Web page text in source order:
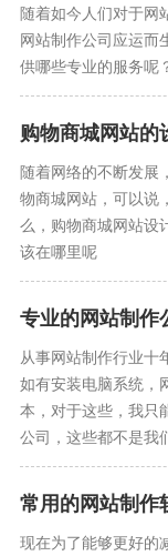
随着如今人们对于网
网站制作公司应运而
供哪些专业的服务呢
购物商城网站的
随着网络的不断发展
物商城网站，可以说
么，购物商城网站设
该在哪里呢
专业的网站制作
从事网站制作行业十
如有安装电脑系统，
本，对于这些，我只
公司，这些都不是我
常用的网站制作
现在为了能够更好的